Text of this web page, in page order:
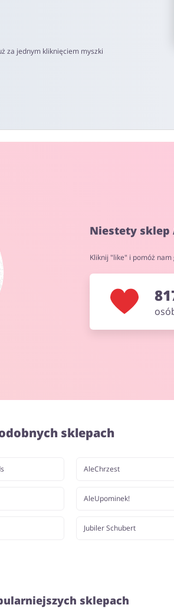
za jednym kliknięciem myszki
Niestety sklep
Kliknij "like" i pomóż
sklepach
AleChrzest
AleUpominek!
Jubiler Schubert
sklepach